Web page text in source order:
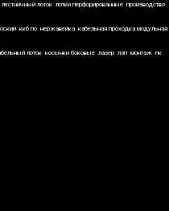
лестничный лоток лотки перфорированные производство
ккб по нержавейка кабельная проходка модульная
лоток косынки боковые лазер лэп монтаж пк